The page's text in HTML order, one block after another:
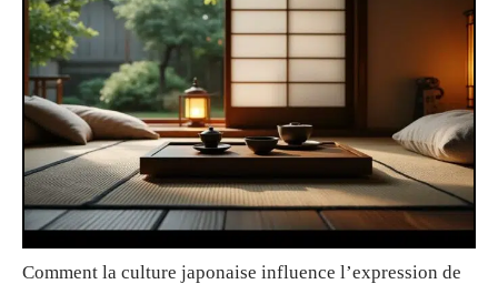
Comment la culture japonaise influence l’expression de